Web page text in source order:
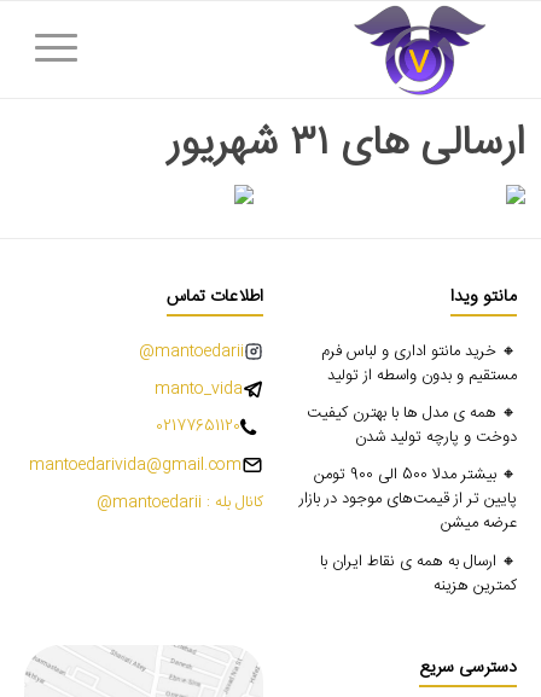
ارسالی های ۳۱ شهریور
مانتو ویدا
🔸 خرید مانتو اداری و لباس فرم
مستقیم و بدون واسطه از تولید
🔸 همه ی مدل ها با بهترن کیفیت
دوخت و پارچه تولید شدن
🔸 بیشتر مدلا 500 الی 900 تومن
پایین تر از قیمت‌های موجود در بازار
عرضه میشن
🔸 ارسال به همه ی نقاط ایران با
کمترین هزینه
اطلاعات تماس
mantoedarii@
manto_vida
02177651120
mantoedarivida@gmail.com
کانال بله : mantoedarii@
دسترسی سریع